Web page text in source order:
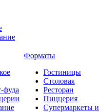
фуда
Форматы
Гостиницы
Столовая
Ресторан
Пиццерия
Супермаркеты и